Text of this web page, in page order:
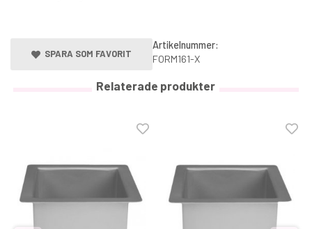
SPARA SOM FAVORIT
Artikelnummer:
FORM161-X
Relaterade produkter